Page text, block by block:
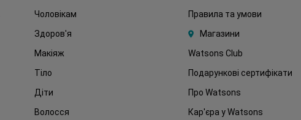
Чоловікам
Здоров'я
Макіяж
Тіло
Діти
Волосся
Правила та умови
Магазини
Watsons Club
Подарункові сертифікати
Про Watsons
Кар'єра у Watsons